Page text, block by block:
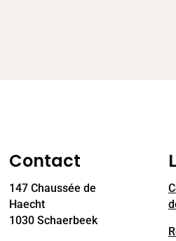
Contact
147 Chaussée de
Haecht
1030 Schaerbeek